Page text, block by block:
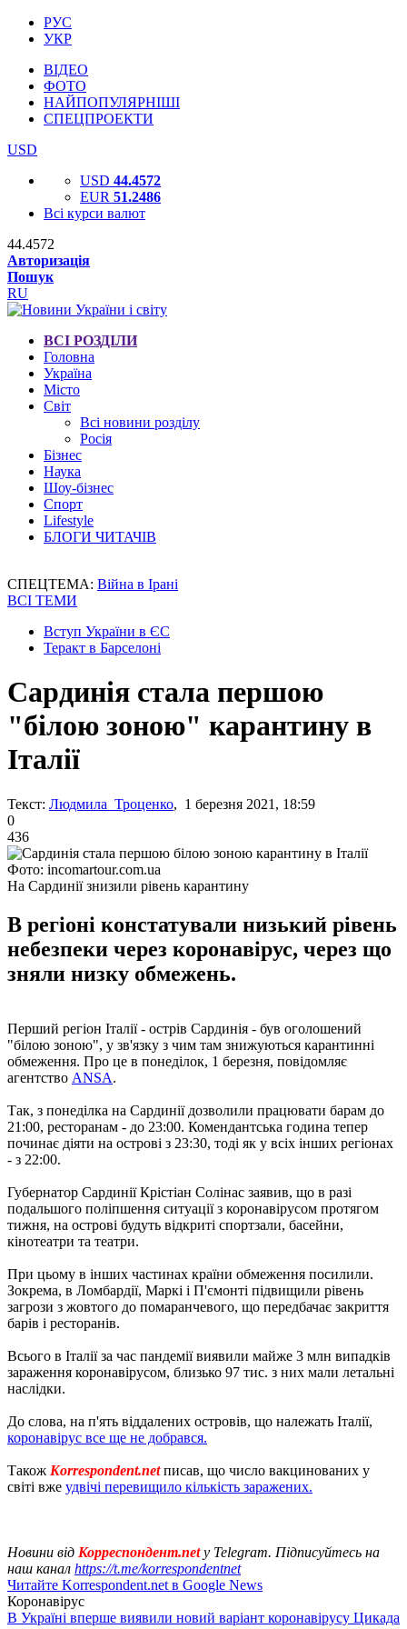
РУС
УКР
ВІДЕО
ФОТО
НАЙПОПУЛЯРНІШІ
СПЕЦПРОЕКТИ
USD
USD 44.4572
EUR 51.2486
Всі курси валют
44.4572
Авторизація
Пошук
RU
ВСІ РОЗДІЛИ
Головна
Україна
Місто
Світ
Всі новини розділу
Росія
Бізнес
Наука
Шоу-бізнес
Спорт
Lifestyle
БЛОГИ ЧИТАЧІВ
СПЕЦТЕМА: Війна в Ірані
ВСІ ТЕМИ
Вступ України в ЄС
Теракт в Барселоні
Сардинія стала першою
"білою зоною" карантину в
Італії
Текст: Людмила Троценко, 1 березня 2021, 18:59
0
436
Фото: incomartour.com.ua
На Сардинії знизили рівень карантину
В регіоні констатували низький рівень
небезпеки через коронавірус, через що
зняли низку обмежень.
Перший регіон Італії - острів Сардинія - був оголошений
"білою зоною", у зв'язку з чим там знижуються карантинні
обмеження. Про це в понеділок, 1 березня, повідомляє
агентство ANSA.
Так, з понеділка на Сардинії дозволили працювати барам до
21:00, ресторанам - до 23:00. Комендантська година тепер
починає діяти на острові з 23:30, тоді як у всіх інших регіонах
- з 22:00.
Губернатор Сардинії Крістіан Солінас заявив, що в разі
подальшого поліпшення ситуації з коронавірусом протягом
тижня, на острові будуть відкриті спортзали, басейни,
кінотеатри та театри.
При цьому в інших частинах країни обмеження посилили.
Зокрема, в Ломбардії, Маркі і П'ємонті підвищили рівень
загрози з жовтого до помаранчевого, що передбачає закриття
барів і ресторанів.
Всього в Італії за час пандемії виявили майже 3 млн випадків
зараження коронавірусом, близько 97 тис. з них мали летальні
наслідки.
До слова, на п'ять віддалених островів, що належать Італії,
коронавірус все ще не добрався.
Також Korrespondent.netписав, що число вакцинованих у
світі вже удвічі перевищило кількість заражених.
Новини від Корреспондент.netу Telegram. Підписуйтесь на
наш канал https://t.me/korrespondentnet
Читайте Korrespondent.net в Google News
Коронавірус
В Україні вперше виявили новий варіант коронавірусу Цикада